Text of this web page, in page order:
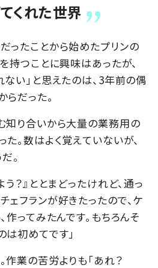
くれた世界
ったことから始めたプリンの
持つことに興味はあったが、
ない」と思えたのは、3年前の偶
だった。
知り合いから大量の業務用の
。数はよく覚えていないが、
。
う？』ととまどったけれど、通っ
ェフランが好きたったので、ケ
作ってみたんです。もちろんそ
は初めてです」
業の苦労よりも「あれ？